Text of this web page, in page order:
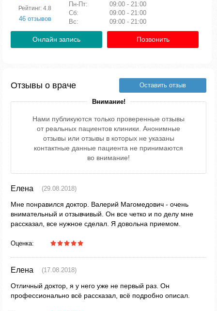
Рейтинг: 4.8
46 отзывов
Пн-Пт:
09:00 - 21:00
Сб:
09:00 - 21:00
Вс:
09:00 - 21:00
Онлайн запись Позвонить
Отзывы о враче Оставить отзыв
Внимание!
Нами публикуются только проверенные отзывы
от реальных пациентов клиники. Анонимные
отзывы или отзывы в которых не указаны
контактные данные пациента не принимаются
во внимание!
Елена (29.08.2018)
Мне понравился доктор. Валерий Магомедович - очень
внимательный и отзывчивый. Он все четко и по делу мне
рассказал, все нужное сделал. Я довольна приемом.
Оценка:
Елена (17.08.2018)
Отличный доктор, я у него уже не первый раз. Он
профессионально всё рассказал, всё подробно описал.